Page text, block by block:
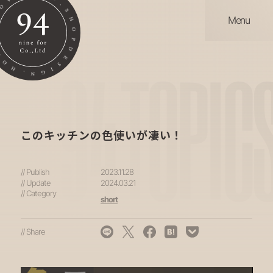
Menu
94
このキッチンの色使いが凄い！
// Publish
2023.11.28
// Update
2024.03.21
// Category
short
// Share